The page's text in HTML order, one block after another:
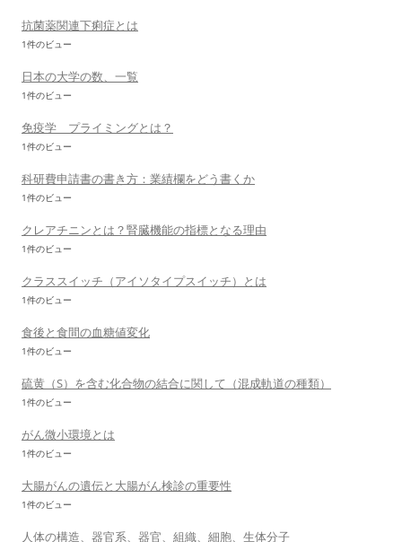
抗菌薬関連下痢症とは
1件のビュー
日本の大学の数、一覧
1件のビュー
免疫学 プライミングとは？
1件のビュー
科研費申請書の書き方：業績欄をどう書くか
1件のビュー
クレアチニンとは？腎臓機能の指標となる理由
1件のビュー
クラススイッチ（アイソタイプスイッチ）とは
1件のビュー
食後と食間の血糖値変化
1件のビュー
硫黄（S）を含む化合物の結合に関して（混成軌道の種類）
1件のビュー
がん微小環境とは
1件のビュー
大腸がんの遺伝と大腸がん検診の重要性
1件のビュー
人体の構造、器官系、器官、組織、細胞、生体分子